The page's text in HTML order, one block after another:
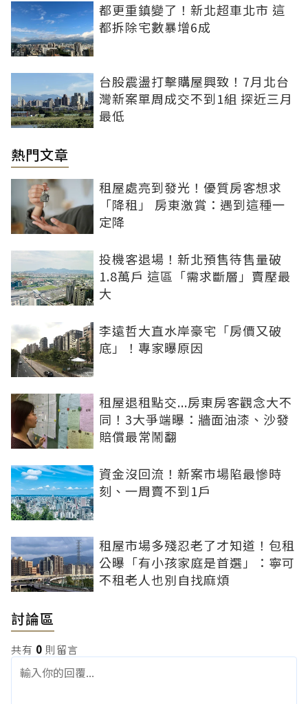
都更重鎮變了！新北超車北市 這
都拆除宅數暴增6成
台股震盪打擊購屋興致！7月北台
灣新案單周成交不到1組 探近三月
最低
熱門文章
租屋處亮到發光！優質房客想求
「降租」 房東激賞：遇到這種一
定降
投機客退場！新北預售待售量破
1.8萬戶 這區「需求斷層」賣壓最
大
李遠哲大直水岸豪宅「房價又破
底」！專家曝原因
租屋退租點交...房東房客觀念大不
同！3大爭端曝：牆面油漆、沙發
賠償最常鬧翻
資金沒回流！新案市場陷最慘時
刻、一周賣不到1戶
租屋市場多殘忍老了才知道！包租
公曝「有小孩家庭是首選」：寧可
不租老人也別自找麻煩
討論區
共有 0 則留言